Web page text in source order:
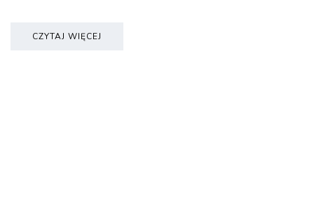
CZYTAJ WIĘCEJ